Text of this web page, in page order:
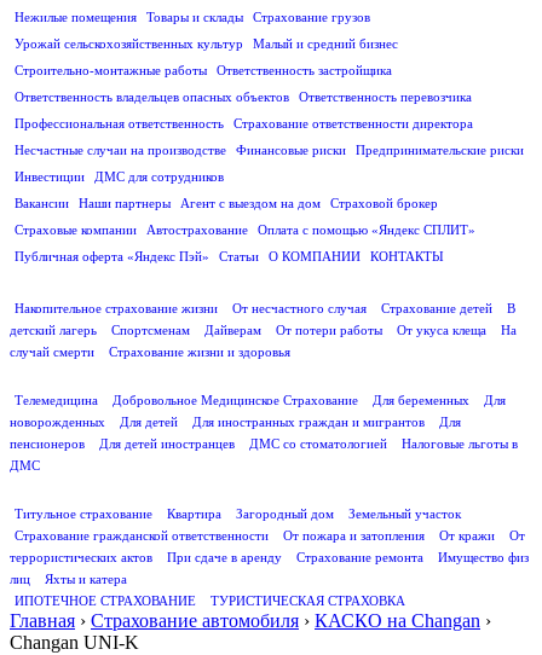
Нежилые помещения
Товары и склады
Страхование грузов
Урожай сельскохозяйственных культур
Малый и средний бизнес
Строительно-монтажные работы
Ответственность застройщика
Ответственность владельцев опасных объектов
Ответственность перевозчика
Профессиональная ответственность
Страхование ответственности директора
Несчастные случаи на производстве
Финансовые риски
Предпринимательские риски
Инвестиции
ДМС для сотрудников
Вакансии
Наши партнеры Агент с выездом на дом
Страховой брокер
Страховые компании
Автострахование
Оплата с помощью «Яндекс СПЛИТ»
Публичная оферта «Яндекс Пэй»
Статьи О КОМПАНИИ
КОНТАКТЫ
Накопительное страхование жизни
От несчастного случая Страхование детей
В
детский лагерь
Спортсменам Дайверам От потери работы От укуса клеща
На
случай смерти
Страхование жизни и здоровья
Телемедицина
Добровольное Медицинское Страхование Для беременных
Для
новорожденных
Для детей Для иностранных граждан и мигрантов
Для
пенсионеров
Для детей иностранцев ДМС со стоматологией
Налоговые льготы в
ДМС
Титульное страхование
Квартира Загородный дом
Земельный участок
Страхование гражданской ответственности
От пожара и затопления От кражи
От
террористических актов
При сдаче в аренду Страхование ремонта
Имущество физ
лиц
Яхты и катера
ИПОТЕЧНОЕ СТРАХОВАНИЕ
ТУРИСТИЧЕСКАЯ СТРАХОВКА
Главная › Страхование автомобиля › КАСКО на Changan ›
Changan UNI-K